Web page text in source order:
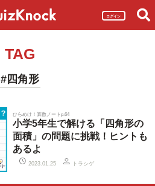
ログイン
TAG
#四角形
ひらめけ！算数ノートp.64
小学5年生で解ける「四角形の
面積」の問題に挑戦！ヒントも
あるよ
2023.01.25 トラシゲ